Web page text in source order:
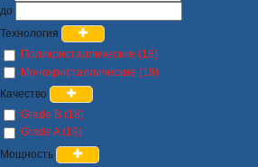
до
Технология
Поликристаллические (18)
Монокристаллические (19)
Качество
Grade B (18)
Grade A (19)
Мощность